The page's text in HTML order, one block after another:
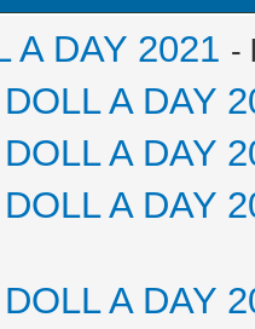
A DAY 2021 -
A DAY
A DAY
A DAY
A DAY